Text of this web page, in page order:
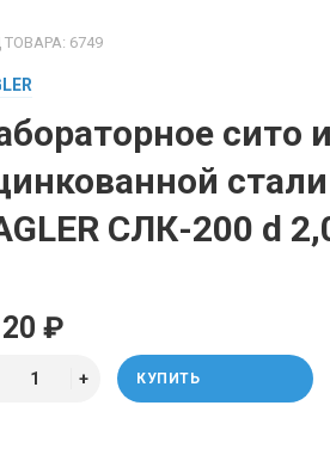
6749
сито
стали
СЛК-200 d
₽
КУПИТЬ